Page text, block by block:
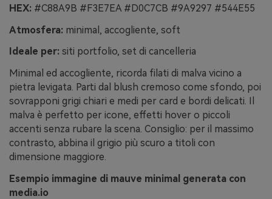
HEX: #C88A9B #F3E7EA #D0C7CB #9A9297 #544E55
Atmosfera: minimal, accogliente, soft
Ideale per: siti portfolio, set di cancelleria
Minimal ed accogliente, ricorda filati di malva vicino a
pietra levigata. Parti dal blush cremoso come sfondo, poi
sovrapponi grigi chiari e medi per card e bordi delicati. Il
malva è perfetto per icone, effetti hover o piccoli
accenti senza rubare la scena. Consiglio: per il massimo
contrasto, abbina il grigio più scuro a titoli con
dimensione maggiore.
Esempio immagine di mauve minimal generata con
media.io